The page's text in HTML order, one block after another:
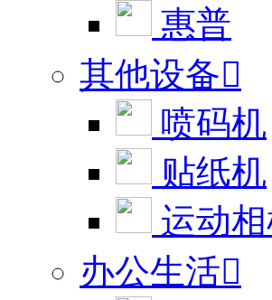
惠普
其他设备
喷码机
贴纸机
运动
办公生活